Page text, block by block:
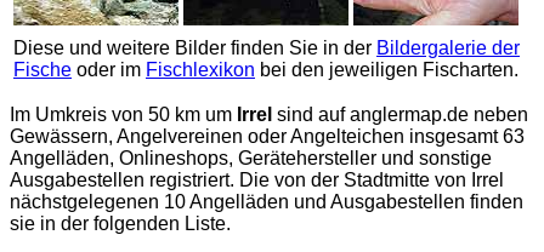
Diese und weitere Bilder finden Sie in der Bildergalerie der
Fische oder im Fischlexikon bei den jeweiligen Fischarten.
Im Umkreis von 50 km um Irrel sind aufanglermap.de neben
Gewässern, Angelvereinen oder Angelteichen insgesamt 63
Angelläden, Onlineshops, Gerätehersteller und sonstige
Ausgabestellen registriert. Die von der Stadtmitte von Irrel
nächstgelegenen 10 Angelläden und Ausgabestellen finden
sie in der folgenden Liste.